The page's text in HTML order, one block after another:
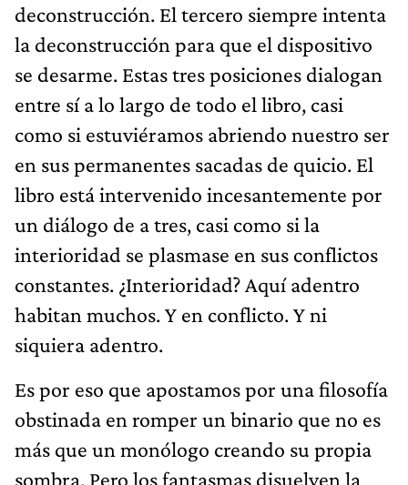
deconstrucción. El tercero siempre intenta
la deconstrucción para que el dispositivo
se desarme. Estas tres posiciones dialogan
entre sí a lo largo de todo el libro, casi
como si estuviéramos abriendo nuestro ser
en sus permanentes sacadas de quicio. El
libro está intervenido incesantemente por
un diálogo de a tres, casi como si la
interioridad se plasmase en sus conflictos
constantes. ¿Interioridad? Aquí adentro
habitan muchos. Y en conflicto. Y ni
siquiera adentro.
Es por eso que apostamos por una filosofía
obstinada en romper un binario que no es
más que un monólogo creando su propia
sombra. Pero los fantasmas disuelven la